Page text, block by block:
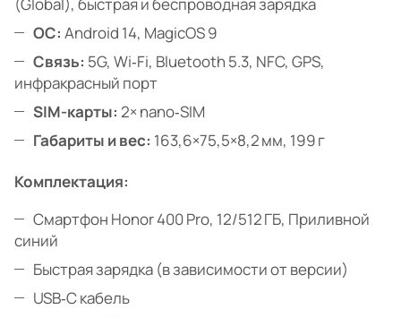
(Global), быстрая и беспроводная зарядка
ОС: Android 14, MagicOS 9
Связь: 5G, Wi‑Fi, Bluetooth 5.3, NFC, GPS,
инфракрасный порт
SIM-карты: 2× nano‑SIM
Габариты и вес: 163,6×75,5×8,2 мм, 199 г
Комплектация:
Смартфон Honor 400 Pro, 12/512 ГБ, Приливной
синий
Быстрая зарядка (в зависимости от версии)
USB‑C кабель